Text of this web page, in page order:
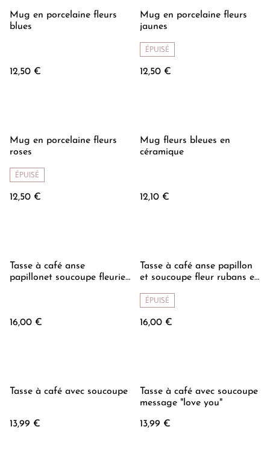
Mug en porcelaine fleurs
blues
12,50 €
Mug en porcelaine fleurs
jaunes
ÉPUISÉ
12,50 €
Mug en porcelaine fleurs
roses
ÉPUISÉ
12,50 €
Mug fleurs bleues en
céramique
12,10 €
Tasse à café anse
papillonet soucoupe fleurie
16,00 €
Tasse à café anse papillon
et soucoupe fleur rubans et
ÉPUISÉ
16,00 €
Tasse à café avec soucoupe
13,99 €
Tasse à café avec soucoupe
message "love you"
13,99 €